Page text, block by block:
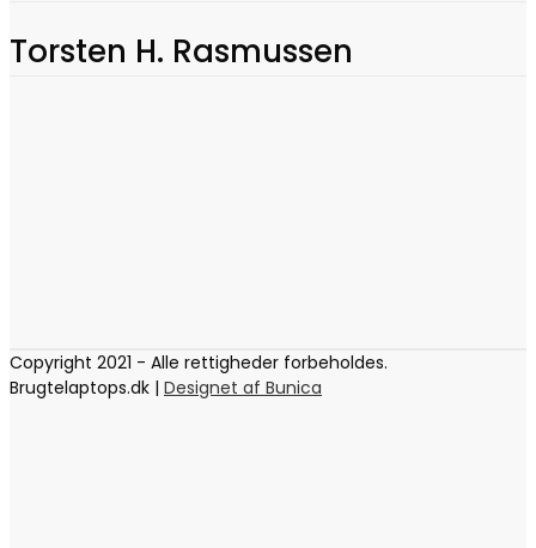
Torsten H. Rasmussen
Copyright 2021 - Alle rettigheder forbeholdes.
Brugtelaptops.dk | Designet af Bunica